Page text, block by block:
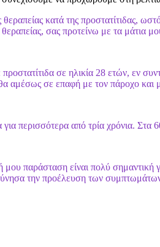
κατά της προστατίτιδας,
σας προτείνω με τα μάτια
σε ηλικία 28 ετών, εν
σε επαφή με τον πάροχο και
για περισσότερα από τρία χρόνια.
παράσταση είναι πολύ σημαντική
την προέλευση των